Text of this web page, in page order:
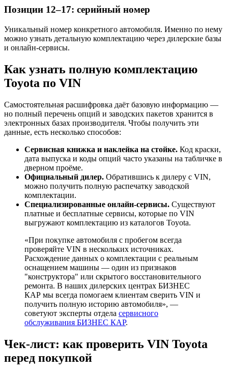
Позиции 12–17: серийный номер
Уникальный номер конкретного автомобиля. Именно по нему
можно узнать детальную комплектацию через дилерские базы
и онлайн-сервисы.
Как узнать полную комплектацию
Toyota по VIN
Самостоятельная расшифровка даёт базовую информацию —
но полный перечень опций и заводских пакетов хранится в
электронных базах производителя. Чтобы получить эти
данные, есть несколько способов:
Сервисная книжка и наклейка на стойке. Код краски,
дата выпуска и коды опций часто указаны на табличке в
дверном проёме.
Официальный дилер. Обратившись к дилеру с VIN,
можно получить полную распечатку заводской
комплектации.
Специализированные онлайн-сервисы. Существуют
платные и бесплатные сервисы, которые по VIN
выгружают комплектацию из каталогов Toyota.
«При покупке автомобиля с пробегом всегда
проверяйте VIN в нескольких источниках.
Расхождение данных о комплектации с реальным
оснащением машины — один из признаков
"конструктора" или скрытого восстановительного
ремонта. В наших дилерских центрах БИЗНЕС
КАР мы всегда помогаем клиентам сверить VIN и
получить полную историю автомобиля», —
советуют эксперты отдела сервисного
обслуживания БИЗНЕС КАР.
Чек-лист: как проверить VIN Toyota
перед покупкой